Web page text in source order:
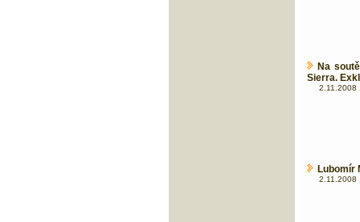
Na
Sierra.
2.11.2008
Lubomír
2.11.2008